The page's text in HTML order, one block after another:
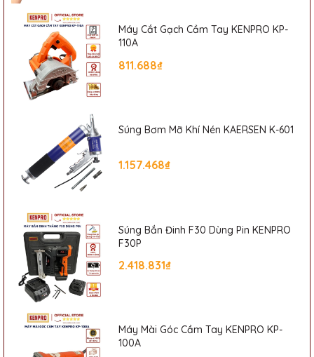
Máy Cắt Gạch Cầm Tay KENPRO KP-
110A
811.688₫
Súng Bơm Mỡ Khí Nén KAERSEN K-601
1.157.468₫
Súng Bắn Đinh F30 Dùng Pin KENPRO
F30P
2.418.831₫
Máy Mài Góc Cầm Tay KENPRO KP-
100A